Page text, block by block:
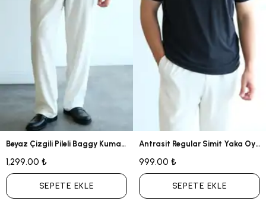
Beyaz Çizgili Pileli Baggy Kumaş Pantolon
1,299.00 ₺
SEPETE EKLE
Antrasit Regular Simit Yaka Oysho Tshirt
999.00 ₺
SEPETE EKLE